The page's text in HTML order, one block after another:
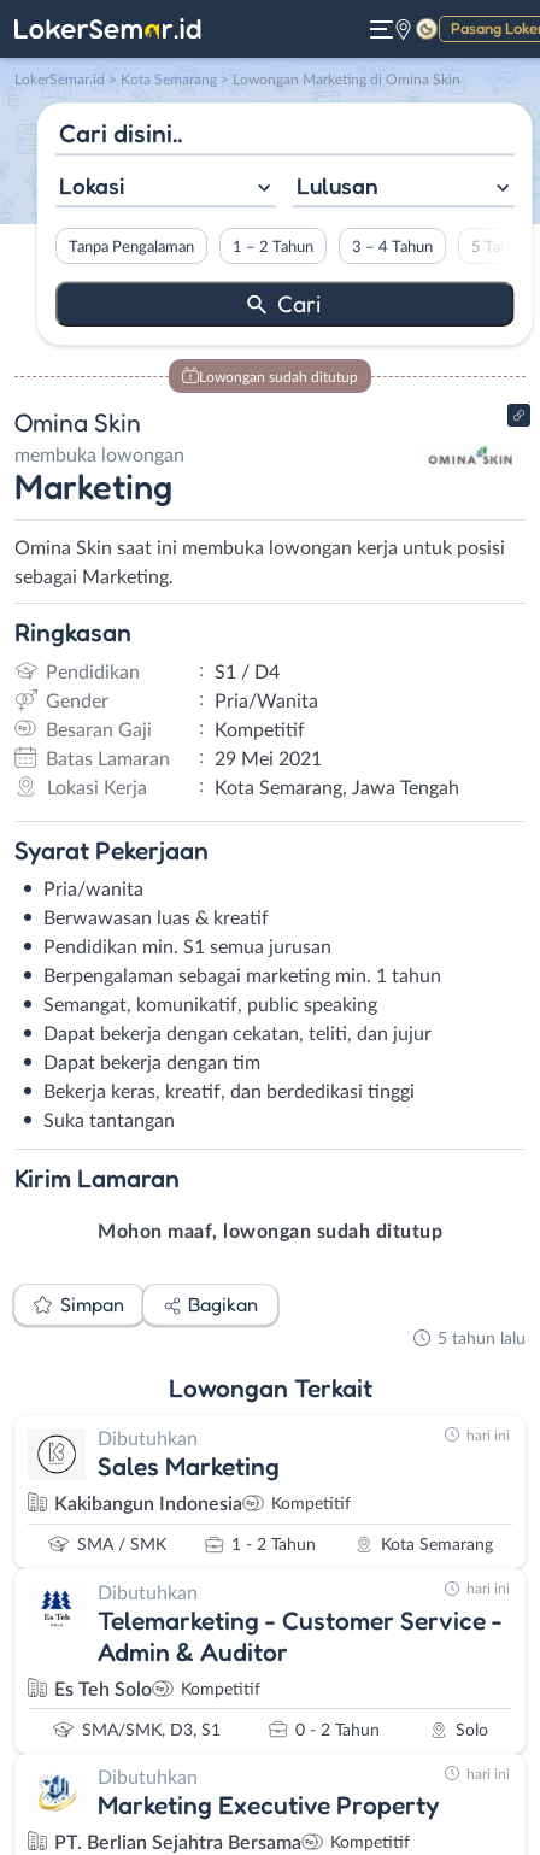
Pasang
Gelap
LokerSemar.id > Kota Semarang > Lowongan Marketing di Omina Skin
Lokasi Lulusan
Tanpa Pengalaman 1 – 2 Tahun 3 – 4 Tahun 5 Tahun
Lowongan sudah ditutup
Omina Skin
membuka lowongan
Marketing
Omina Skin saat ini membuka lowongan kerja untuk posisi
sebagai Marketing.
Ringkasan
Pendidikan :
S1 / D4
Gender
:
Pria/Wanita
Besaran Gaji
:
Kompetitif
Batas Lamaran
:
29 Mei 2021
Lokasi Kerja
: Kota Semarang, Jawa Tengah
Syarat Pekerjaan
Pria/wanita
Berwawasan luas & kreatif
Pendidikan min. S1 semua jurusan
Berpengalaman sebagai marketing min. 1 tahun
Semangat, komunikatif, public speaking
Dapat bekerja dengan cekatan, teliti, dan jujur
Dapat bekerja dengan tim
Bekerja keras, kreatif, dan berdedikasi tinggi
Suka tantangan
Kirim Lamaran
Mohon maaf, lowongan sudah ditutup
Simpan Bagikan
5 tahun lalu
Lowongan Terkait
Dibutuhkan
Sales Marketing
Kakibangun Indonesia Kompetitif
SMA / SMK 1 - 2 Tahun Kota Semarang
hari ini
Dibutuhkan
Telemarketing - Customer Service -
Admin & Auditor
Es Teh Solo Kompetitif
SMA/SMK, D3, S1 0 - 2 Tahun Solo
hari ini
Dibutuhkan
Marketing Executive Property
PT. Berlian Sejahtra Bersama Kompetitif
hari ini